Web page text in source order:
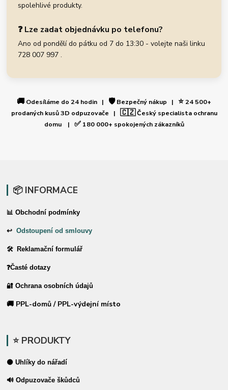
spolehlivé produkty.
❓ Lze zadat objednávku po telefonu?
Ano od pondělí do pátku od 7 do 13:30 - volejte naši linku
728 007 997 .
🚚 Odesíláme do 24 hodin | 🛡️Bezpečný nákup | ⭐24 500+
prodaných kusů 3D odpuzovače | 🇨🇿Český specialista ochranu
domu | ✅180 000+ spokojených zákazníků
📦 INFORMACE
📊 Obchodní podmínky
↩Odstoupení od smlouvy
🛠 Reklamační formulář
❓Časté dotazy
🔐 Ochrana osobních údajů
🚚 PPL-domů / PPL-výdejní místo
⭐ PRODUKTY
⚫ Uhlíky do nářadí
🔊 Odpuzovače škůdců